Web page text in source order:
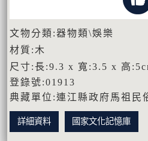
文物分類:器物類\娛樂
材質:木
尺寸:長:9.3 x 寬:3.5 x 高
登錄號:01913
典藏單位:連江縣政府馬祖民
詳細資料 國家文化記憶庫